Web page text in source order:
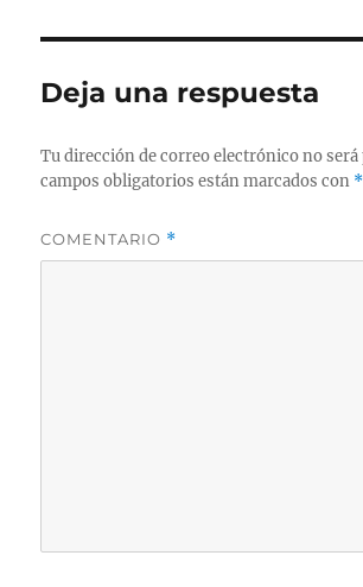
Deja una respuesta
Tu dirección de correo electrónico no será
campos obligatorios están marcados con *
COMENTARIO *